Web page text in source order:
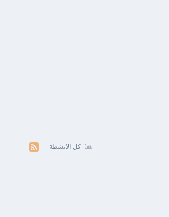
كل الانشطة